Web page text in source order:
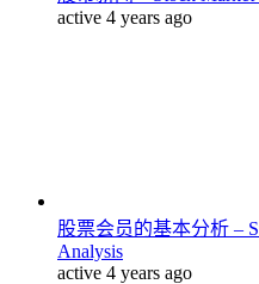
active 4 years ago
股票会员的基本分析 –
Analysis
active 4 years ago